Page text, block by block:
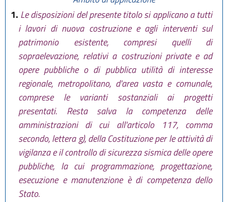
1. Le disposizioni del presente titolo si applicano a tutti
i lavori di nuova costruzione e agli interventi sul
patrimonio esistente, compresi quelli di
sopraelevazione, relativi a costruzioni private e ad
opere pubbliche o di pubblica utilità di interesse
regionale, metropolitano, d'area vasta e comunale,
comprese le varianti sostanziali ai progetti
presentati. Resta salva la competenza delle
amministrazioni di cui all'articolo 117, comma
secondo, lettera g), della Costituzione per le attività di
vigilanza e il controllo di sicurezza sismica delle opere
pubbliche, la cui programmazione, progettazione,
esecuzione e manutenzione è di competenza dello
Stato.